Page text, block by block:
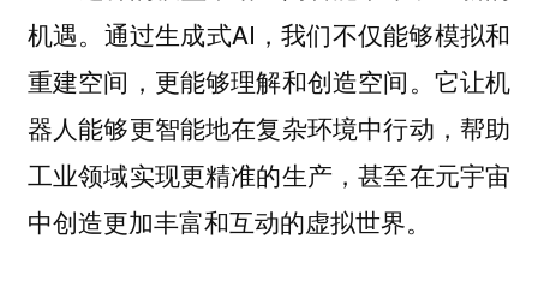
机遇。通过生成式AI，我们不仅能够模拟和
重建空间，更能够理解和创造空间。它让机
器人能够更智能地在复杂环境中行动，帮助
工业领域实现更精准的生产，甚至在元宇宙
中创造更加丰富和互动的虚拟世界。